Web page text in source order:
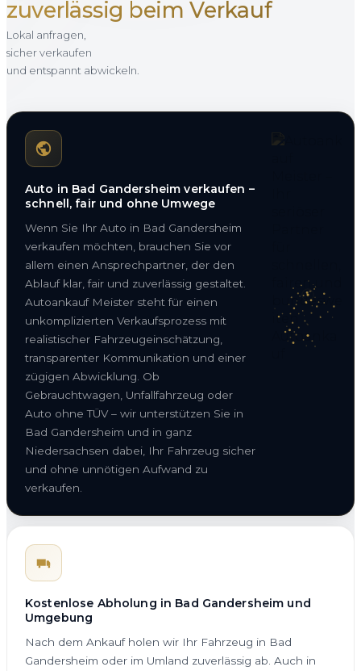
zuverlässig beim Verkauf
Lokal anfragen,
sicher verkaufen
und entspannt abwickeln.
Auto in Bad Gandersheim verkaufen –
schnell, fair und ohne Umwege
Wenn Sie Ihr Auto in Bad Gandersheim
verkaufen möchten, brauchen Sie vor
allem einen Ansprechpartner, der den
Ablauf klar, fair und zuverlässig gestaltet.
Autoankauf Meister steht für einen
unkomplizierten Verkaufsprozess mit
realistischer Fahrzeugeinschätzung,
transparenter Kommunikation und einer
zügigen Abwicklung. Ob
Gebrauchtwagen, Unfallfahrzeug oder
Auto ohne TÜV – wir unterstützen Sie in
Bad Gandersheim und in ganz
Niedersachsen dabei, Ihr Fahrzeug sicher
und ohne unnötigen Aufwand zu
verkaufen.
Kostenlose Abholung in Bad Gandersheim und
Umgebung
Nach dem Ankauf holen wir Ihr Fahrzeug in Bad
Gandersheim oder im Umland zuverlässig ab. Auch in